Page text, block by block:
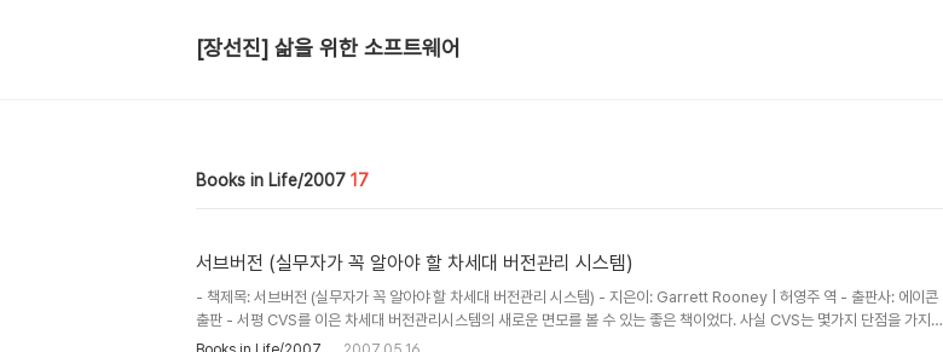
[장선진] 삶을 위한 소프트웨어
Books in Life/2007 17
서브버전 (실무자가 꼭 알아야 할 차세대 버전관리 시스템)
- 책제목: 서브버전 (실무자가 꼭 알아야 할 차세대 버전관리 시스템) - 지은이: Garrett Rooney | 허영주 역 - 출판사: 에이콘
출판 - 서평 CVS를 이은 차세대 버전관리시스템의 새로운 면모를 볼 수 있는 좋은 책이었다. 사실 CVS는 몇가지 단점을 가지고
있었지만 버전관리를 위한 마땅한 시스템을 찾지못하고 있었다. 여러 오픈소스진영에서 서브버전을 통한 프로젝트의 버전관리